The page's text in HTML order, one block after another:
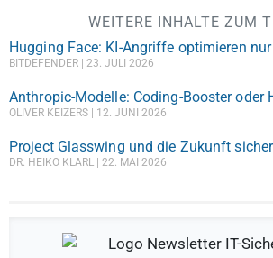
WEITERE INHALTE ZUM
Hugging Face: KI-Angriffe optimieren
BITDEFENDER 23. JULI 2026
Anthropic-Modelle: Coding-Booster oder
OLIVER KEIZERS 12. JUNI 2026
Project Glasswing und die Zukunft
DR. HEIKO KLARL 22. MAI 2026